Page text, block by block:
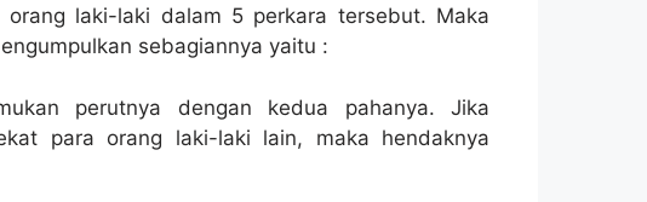
laki-laki dalam 5 perkara tersebut. Maka
sebagiannya yaitu :
perutnya dengan kedua pahanya. Jika
para orang laki-laki lain, maka hendaknya